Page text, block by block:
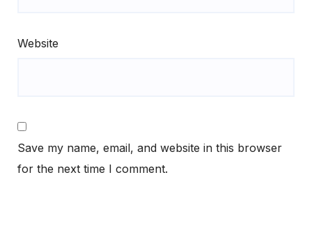
Website
Save my name, email, and website in this browser
for the next time I comment.